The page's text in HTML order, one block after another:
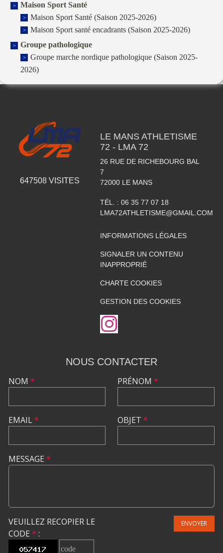
Maison Sport Santé
Maison Sport Santé (Saison 2025-2026)
Maison Sport santé encadrants (Saison 2025-2026)
Groupe pathologique
Groupe marche nordique pathologique (Saison 2025-
2026)
647508 VISITES
LE MANS ATHLETISME
72 - LMA 72
26 RUE DE RICHEBOURG BAL
7
72000 LE MANS
TÉL. : 06 35 77 07 18
LMA72ATHLETISME@GMAIL.COM
INFORMATIONS LÉGALES
SIGNALER UN CONTENU
INAPPROPRIÉ
CHARTE COOKIES
GESTION DES COOKIES
NOUS CONTACTER
NOM *
EMAIL*
PRÉNOM *
OBJET *
MESSAGE *
VEUILLEZ RECOPIER LE
CODE * :
ENVOYER